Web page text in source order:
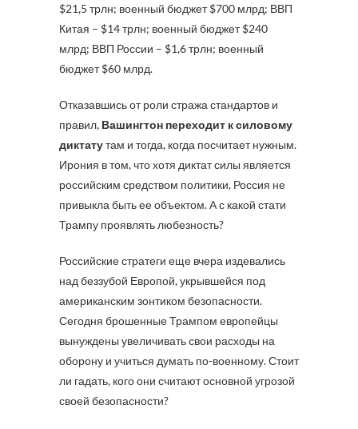
$21,5 трлн; военный бюджет $700 млрд; ВВП
Китая – $14 трлн; военный бюджет $240
млрд; ВВП России – $1,6 трлн; военный
бюджет $60 млрд.
Отказавшись от роли стража стандартов и
правил, Вашингтон переходит к силовому
диктатутам и тогда, когда посчитает нужным.
Ирония в том, что хотя диктат силы является
российским средством политики, Россия не
привыкла быть ее объектом. А с какой стати
Трампу проявлять любезность?
Российские стратеги еще вчера издевались
над беззубой Европой, укрывшейся под
американским зонтиком безопасности.
Сегодня брошенные Трампом европейцы
вынуждены увеличивать свои расходы на
оборону и учиться думать по-военному. Стоит
ли гадать, кого они считают основной угрозой
своей безопасности?